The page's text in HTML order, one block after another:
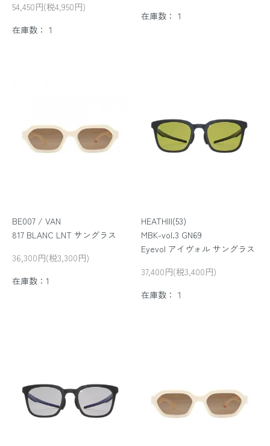
54,450円(税4,950円)
在庫数：１
在庫数：１
BE007 / VAN
817 BLANC LNT サングラス
36,300円(税3,300円)
在庫数：1
HEATHIII(53)
MBK-vol.3 GN69
Eyevol アイヴォル サングラス
37,400円(税3,400円)
在庫数：１